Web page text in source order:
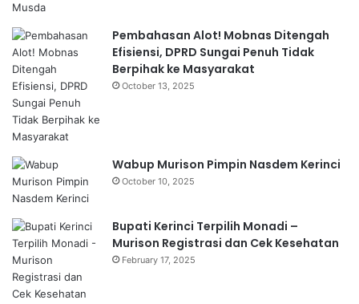
Pembahasan Alot! Mobnas Ditengah
Efisiensi, DPRD Sungai Penuh Tidak
Berpihak ke Masyarakat
October 13, 2025
Wabup Murison Pimpin Nasdem Kerinci
October 10, 2025
Bupati Kerinci Terpilih Monadi –
Murison Registrasi dan Cek Kesehatan
February 17, 2025